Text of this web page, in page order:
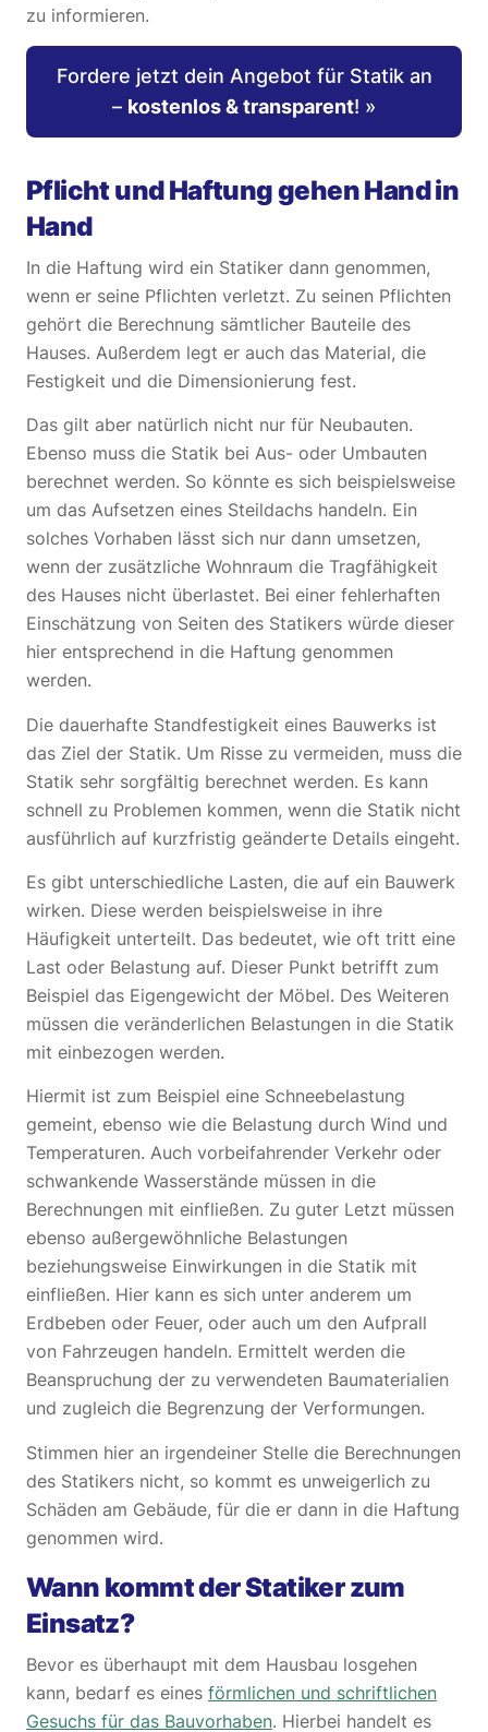
zu informieren.
Fordere jetzt dein Angebot für Statik an
– kostenlos & transparent! »
Pflicht und Haftung gehen Hand in
Hand
In die Haftung wird ein Statiker dann genommen,
wenn er seine Pflichten verletzt. Zu seinen Pflichten
gehört die Berechnung sämtlicher Bauteile des
Hauses. Außerdem legt er auch das Material, die
Festigkeit und die Dimensionierung fest.
Das gilt aber natürlich nicht nur für Neubauten.
Ebenso muss die Statik bei Aus- oder Umbauten
berechnet werden. So könnte es sich beispielsweise
um das Aufsetzen eines Steildachs handeln. Ein
solches Vorhaben lässt sich nur dann umsetzen,
wenn der zusätzliche Wohnraum die Tragfähigkeit
des Hauses nicht überlastet. Bei einer fehlerhaften
Einschätzung von Seiten des Statikers würde dieser
hier entsprechend in die Haftung genommen
werden.
Die dauerhafte Standfestigkeit eines Bauwerks ist
das Ziel der Statik. Um Risse zu vermeiden, muss die
Statik sehr sorgfältig berechnet werden. Es kann
schnell zu Problemen kommen, wenn die Statik nicht
ausführlich auf kurzfristig geänderte Details eingeht.
Es gibt unterschiedliche Lasten, die auf ein Bauwerk
wirken. Diese werden beispielsweise in ihre
Häufigkeit unterteilt. Das bedeutet, wie oft tritt eine
Last oder Belastung auf. Dieser Punkt betrifft zum
Beispiel das Eigengewicht der Möbel. Des Weiteren
müssen die veränderlichen Belastungen in die Statik
mit einbezogen werden.
Hiermit ist zum Beispiel eine Schneebelastung
gemeint, ebenso wie die Belastung durch Wind und
Temperaturen. Auch vorbeifahrender Verkehr oder
schwankende Wasserstände müssen in die
Berechnungen mit einfließen. Zu guter Letzt müssen
ebenso außergewöhnliche Belastungen
beziehungsweise Einwirkungen in die Statik mit
einfließen. Hier kann es sich unter anderem um
Erdbeben oder Feuer, oder auch um den Aufprall
von Fahrzeugen handeln. Ermittelt werden die
Beanspruchung der zu verwendeten Baumaterialien
und zugleich die Begrenzung der Verformungen.
Stimmen hier an irgendeiner Stelle die Berechnungen
des Statikers nicht, so kommt es unweigerlich zu
Schäden am Gebäude, für die er dann in die Haftung
genommen wird.
Wann kommt der Statiker zum
Einsatz?
Bevor es überhaupt mit dem Hausbau losgehen
kann, bedarf es eines förmlichen und schriftlichen
Gesuchs für das Bauvorhaben. Hierbei handelt es